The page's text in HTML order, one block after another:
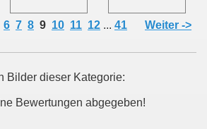
6 7 8 9 10 11 12 ... 41 Weiter ->
Bilder dieser Kategorie:
Bewertungen abgegeben!